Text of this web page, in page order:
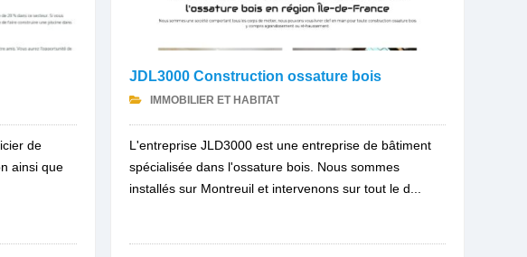
de
ainsi que
JDL3000 Construction ossature bois
IMMOBILIER ET HABITAT
L'entreprise JLD3000 est une entreprise de bâtiment
spécialisée dans l'ossature bois. Nous sommes
installés sur Montreuil et intervenons sur tout le d...